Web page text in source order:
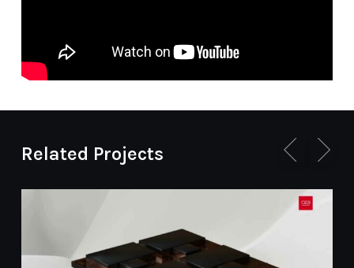
Related Projects